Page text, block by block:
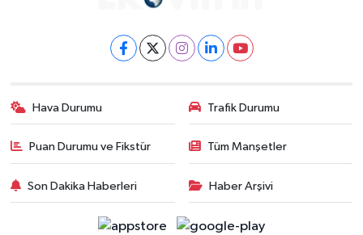
Hava Durumu Trafik Durumu
Puan Durumu ve Fikstür Tüm Manşetler
Son Dakika Haberleri Haber Arşivi